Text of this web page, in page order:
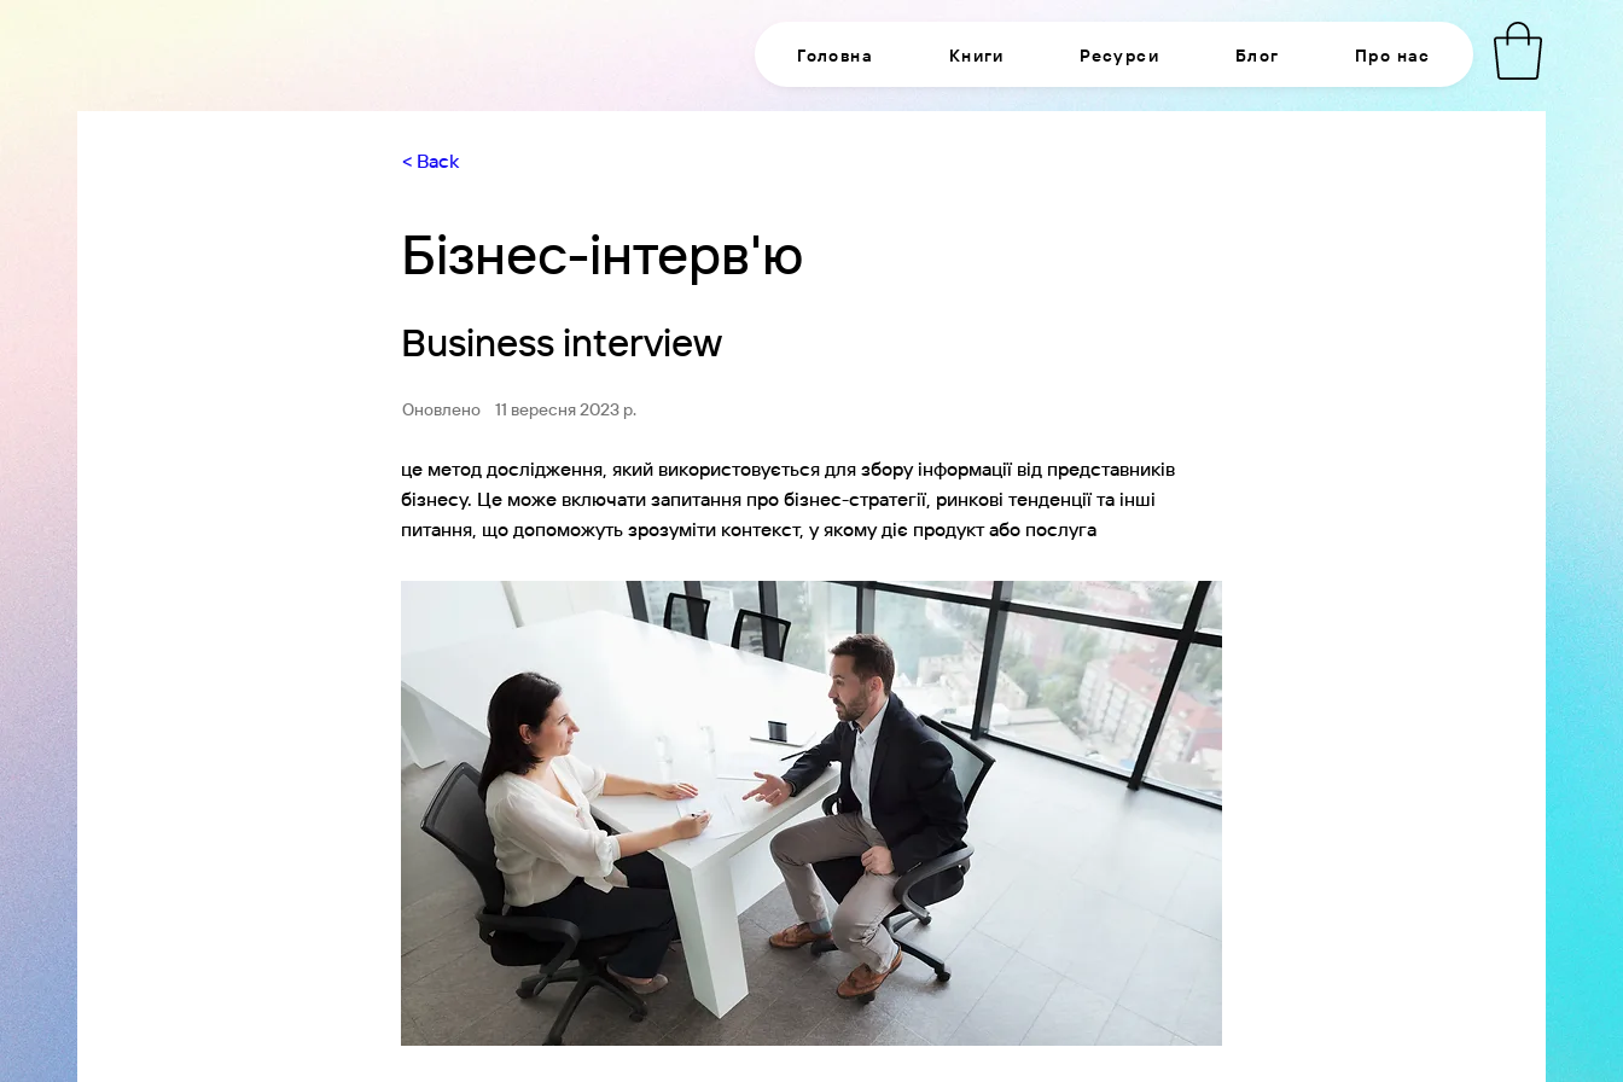
Головна Книги Ресурси Блог Про нас
< Back
Бізнес-інтерв'ю
Business interview
Оновлено 11 вересня 2023 р.
це метод дослідження, який використовується для збору інформації від представників
бізнесу. Це може включати запитання про бізнес-стратегії, ринкові тенденції та інші
питання, що допоможуть зрозуміти контекст, у якому діє продукт або послуга